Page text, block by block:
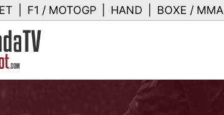
F1 / MOTOGP HAND BOXE / MMA